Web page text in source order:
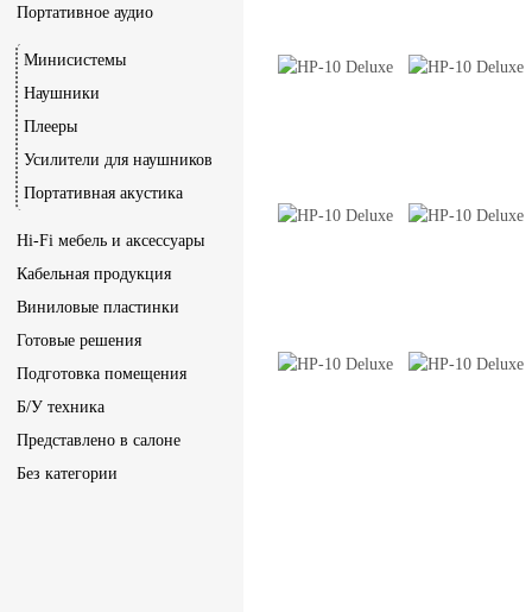
Портативное аудио
Минисистемы
Наушники
Плееры
Усилители для наушников
Портативная акустика
Hi-Fi мебель и аксессуары
Кабельная продукция
Виниловые пластинки
Готовые решения
Подготовка помещения
Б/У техника
Представлено в салоне
Без категории